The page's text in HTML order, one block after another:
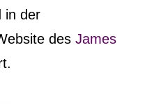
in der
des James